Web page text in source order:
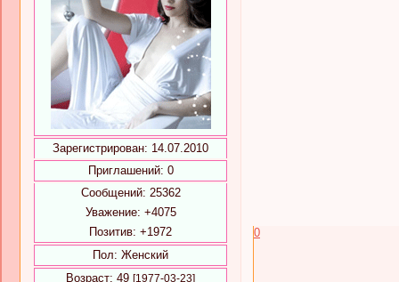
Зарегистрирован: 14.07.2010
Приглашений: 0
Сообщений: 25362
Уважение: +4075
Позитив: +1972
Пол: Женский
Возраст: 49 [1977-03-23]
0